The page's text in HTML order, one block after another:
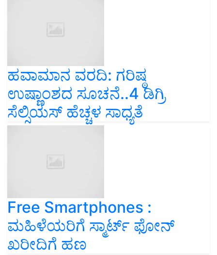
ಹವಾಮಾನ ವರದಿ: ಗರಿಷ್ಠ
ಉಷ್ಣಾಂಶದ ಸೂಚನೆ..4 ಡಿಗ್ರಿ
ಸೆಲ್ಸಿಯಸ್ ಹೆಚ್ಚಳ ಸಾಧ್ಯತೆ
Free Smartphones :
ಮಹಿಳೆಯರಿಗೆ ಸ್ಮಾರ್ಟ್‌ ಫೋನ್‌
ಖರೀದಿಗೆ ಹಣ